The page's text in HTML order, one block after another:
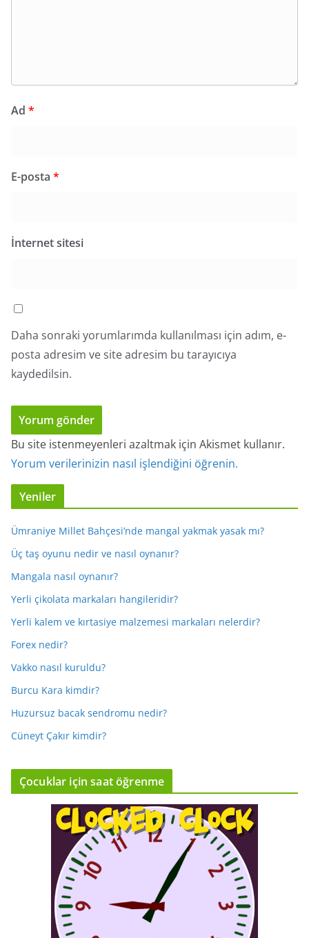
Ad *
E-posta *
İnternet sitesi
Daha sonraki yorumlarımda kullanılması için adım, e-
posta adresim ve site adresim bu tarayıcıya
kaydedilsin.
Bu site istenmeyenleri azaltmak için Akismet kullanır.
Yorum verilerinizin nasıl işlendiğini öğrenin.
Yeniler
Ümraniye Millet Bahçesi’nde mangal yakmak yasak mı?
Üç taş oyunu nedir ve nasıl oynanır?
Mangala nasıl oynanır?
Yerli çikolata markaları hangileridir?
Yerli kalem ve kırtasiye malzemesi markaları nelerdir?
Forex nedir?
Vakko nasıl kuruldu?
Burcu Kara kimdir?
Huzursuz bacak sendromu nedir?
Cüneyt Çakır kimdir?
Çocuklar için saat öğrenme